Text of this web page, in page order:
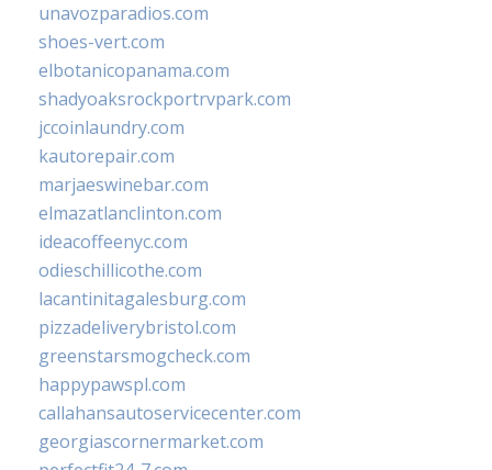
unavozparadios.com
shoes-vert.com
elbotanicopanama.com
shadyoaksrockportrvpark.com
jccoinlaundry.com
kautorepair.com
marjaeswinebar.com
elmazatlanclinton.com
ideacoffeenyc.com
odieschillicothe.com
lacantinitagalesburg.com
pizzadeliverybristol.com
greenstarsmogcheck.com
happypawspl.com
callahansautoservicecenter.com
georgiascornermarket.com